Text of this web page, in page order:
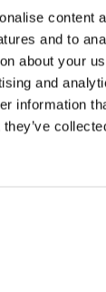
content
and to
about your
and
information
print